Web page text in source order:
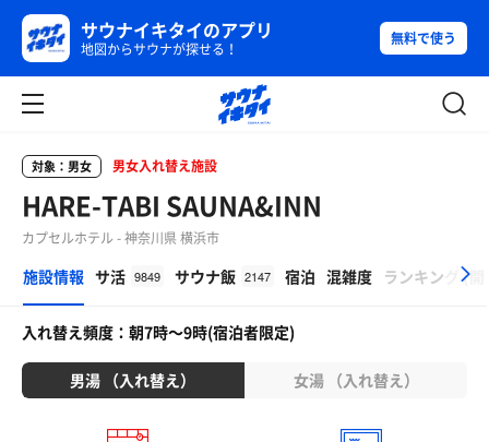
サウナイキタイのアプリ
地図からサウナが探せる！
無料で使う
対象：男女 男女入れ替え施設
HARE-TABI SAUNA&INN
カプセルホテル - 神奈川県 横浜市
施設情報 サ活 9849 サウナ飯 2147 宿泊 混雑度 ランキング (開
入れ替え頻度：朝7時〜9時(宿泊者限定)
男湯 （入れ替え） 女湯 （入れ替え）